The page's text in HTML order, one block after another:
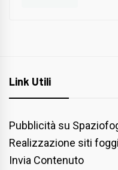
Link Utili
Pubblicità su
Realizzazione siti
Invia Contenuto